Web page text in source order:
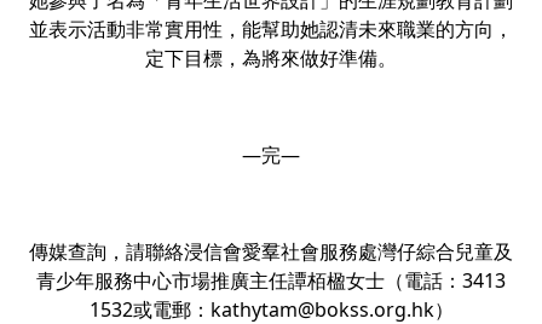
並表示活動非常實用性，能幫助她認清未來職業的方向，
定下目標，為將來做好準備。
—完—
傳媒查詢，請聯絡浸信會愛羣社會服務處灣仔綜合兒童及
青少年服務中心市場推廣主任譚栢楹女士（電話：3413
1532或電郵：kathytam@bokss.org.hk）